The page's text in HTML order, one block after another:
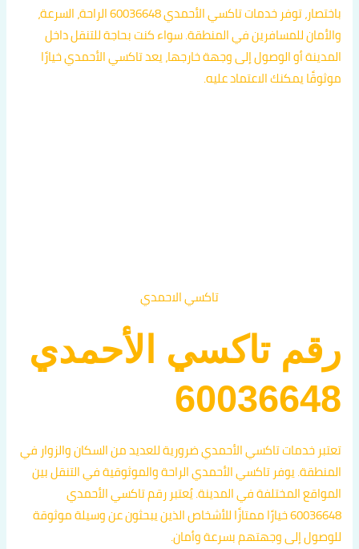
باختصار، توفر خدمات تاكسي الأحمدي 60036648 الراحة، السرعة،
والأمان للمسافرين في المنطقة. سواء كنت بحاجة للتنقل داخل
المدينة أو الوصول إلى وجهة خارجها، يعد تاكسي الأحمدي خيارًا
موثوقًا يمكنك الاعتماد عليه.
تاكسي الاحمدي
رقم تاكسي الأحمدي
60036648
تعتبر خدمات تاكسي الأحمدي ضرورية للعديد من السكان والزوار في
المنطقة. يوفر تاكسي الأحمدي الراحة والموثوقية في التنقل بين
المواقع المختلفة في المدينة. يُعتبر رقم تاكسي الأحمدي
60036648 خيارًا ممتازًا للأشخاص الذين يبحثون عن وسيلة موثوقة
للوصول إلى وجهتهم بسرعة وأمان.